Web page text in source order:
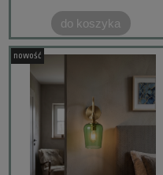
do koszyka
nowość